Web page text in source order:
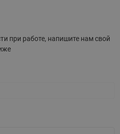
пар, водные растворы
до 100 %
и без, с внутренней
фланцевое, грувлочное
осевым перемещением
при работе, напишите нам свой